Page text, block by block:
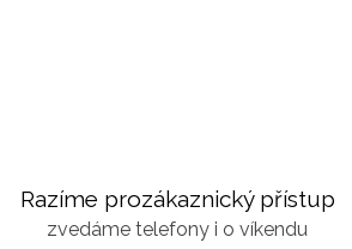
Razíme prozákaznický přístup
zvedáme telefony i o víkendu